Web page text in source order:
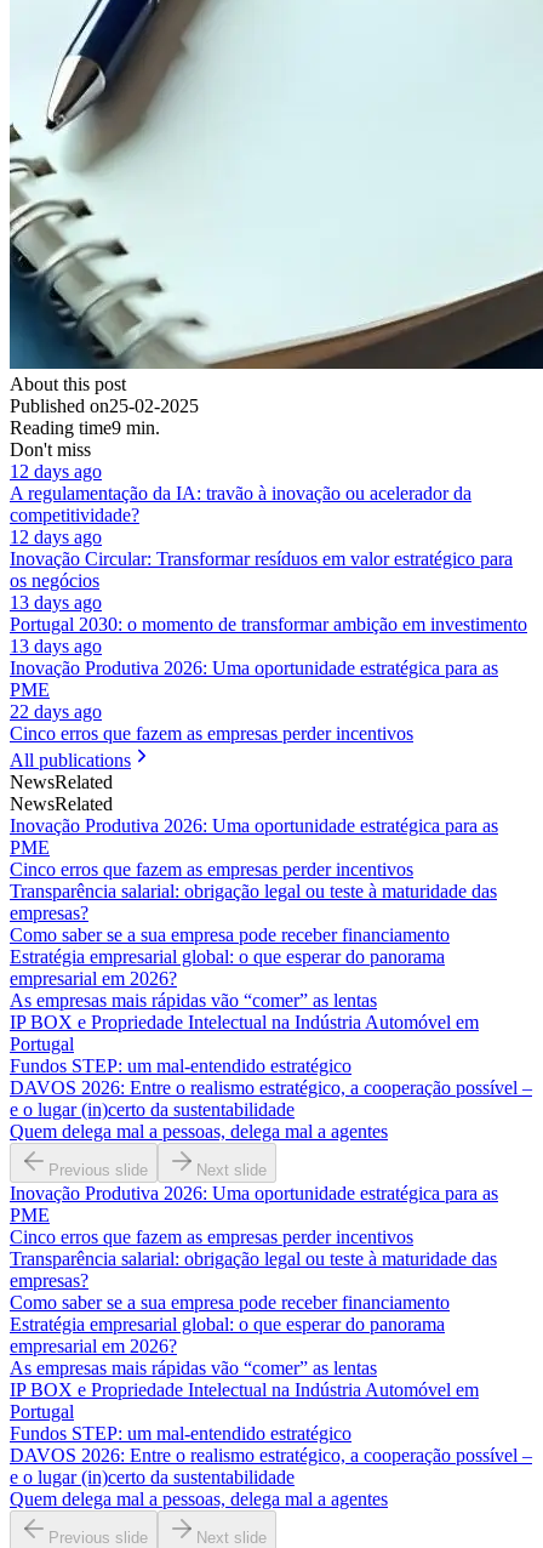
About this post
Published on25-02-2025
Reading time9 min.
Don't miss
12 days ago
A regulamentação da IA: travão à inovação ou acelerador da
competitividade?
12 days ago
Inovação Circular: Transformar resíduos em valor estratégico para
os negócios
13 days ago
Portugal 2030: o momento de transformar ambição em investimento
13 days ago
Inovação Produtiva 2026: Uma oportunidade estratégica para as
PME
22 days ago
Cinco erros que fazem as empresas perder incentivos
All publications
NewsRelated
NewsRelated
Inovação Produtiva 2026: Uma oportunidade estratégica para as
PME
Cinco erros que fazem as empresas perder incentivos
Transparência salarial: obrigação legal ou teste à maturidade das
empresas?
Como saber se a sua empresa pode receber financiamento
Estratégia empresarial global: o que esperar do panorama
empresarial em 2026?
As empresas mais rápidas vão “comer” as lentas
IP BOX e Propriedade Intelectual na Indústria Automóvel em
Portugal
Fundos STEP: um mal-entendido estratégico
DAVOS 2026: Entre o realismo estratégico, a cooperação possível –
e o lugar (in)certo da sustentabilidade
Quem delega mal a pessoas, delega mal a agentes
Previous slide Next slide
Inovação Produtiva 2026: Uma oportunidade estratégica para as
PME
Cinco erros que fazem as empresas perder incentivos
Transparência salarial: obrigação legal ou teste à maturidade das
empresas?
Como saber se a sua empresa pode receber financiamento
Estratégia empresarial global: o que esperar do panorama
empresarial em 2026?
As empresas mais rápidas vão “comer” as lentas
IP BOX e Propriedade Intelectual na Indústria Automóvel em
Portugal
Fundos STEP: um mal-entendido estratégico
DAVOS 2026: Entre o realismo estratégico, a cooperação possível –
e o lugar (in)certo da sustentabilidade
Quem delega mal a pessoas, delega mal a agentes
Previous slide Next slide